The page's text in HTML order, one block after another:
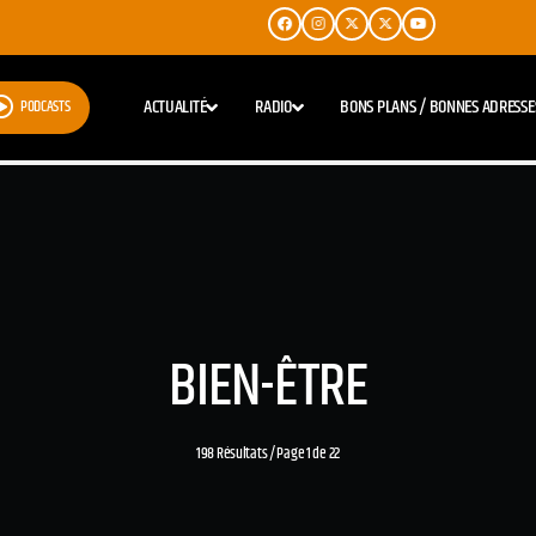
PODCASTS ACTUALITÉ RADIO BONS PLANS / BONNES
BIEN-ÊTRE
198 Résultats / Page 1 de 22